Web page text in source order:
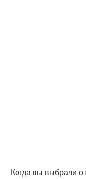
Когда вы выбрали